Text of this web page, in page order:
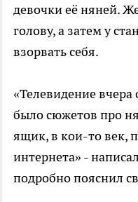
девочки её няней.
голову, а затем у
взорвать себя.
«Телевидение
было сюжетов про
ящик, в кои-то век,
интернета» -
подробно пояснил